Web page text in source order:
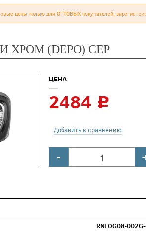
цены только для ОПТОВЫХ покупателей,
ХРОМ (DEPO) СЕР
ЦЕНА
2484 c
Добавить к сравнению
-
RNLOG08-